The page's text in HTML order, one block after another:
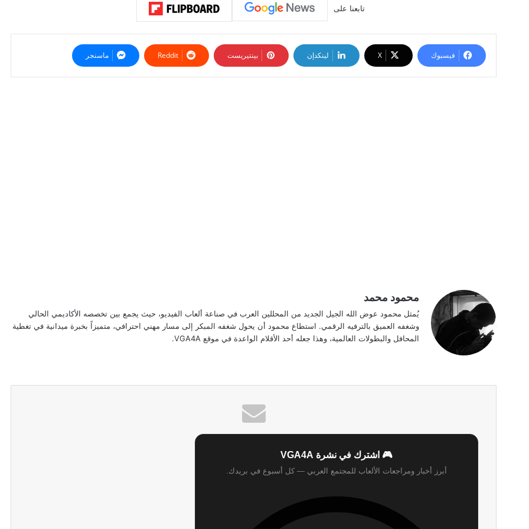
تابعنا على
فيسبوك ‫X لينكدإن بينتيريست ‏Reddit ماسنجر
محمود محمد
يُمثل محمود عوض الله الجيل الجديد من المحللين العرب في صناعة ألعاب الفيديو، حيث يجمع بين تخصصه الأكاديمي الحالي
وشغفه العميق بالترفيه الرقمي. استطاع محمود أن يحول شغفه المبكر إلى مسار مهني احترافي، متميزاً بخبرة ميدانية في تغطية
المحافل والبطولات العالمية، وهذا جعله أحد الأقلام الواعدة في موقع VGA4A.
🎮 اشترك في نشرة VGA4A
أبرز أخبار ومراجعات الألعاب للمجتمع العربي — كل أسبوع في بريدك.